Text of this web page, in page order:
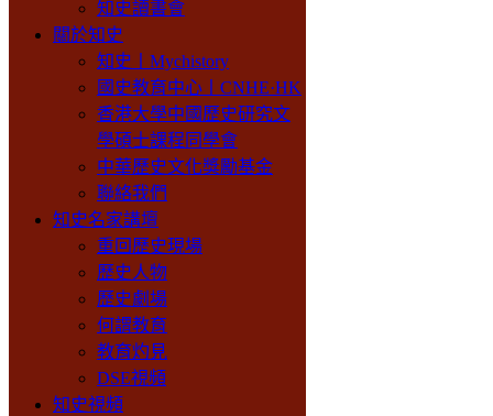
知史讀書會
關於知史
知史丨Mychistory
國史教育中心丨CNHE·HK
香港大學中國歷史研究文
學碩士課程同學會
中華歷史文化獎勵基金
聯絡我們
知史名家講壇
重回歷史現場
歷史人物
歷史劇場
何謂教育
教育灼見
DSE視頻
知史視頻